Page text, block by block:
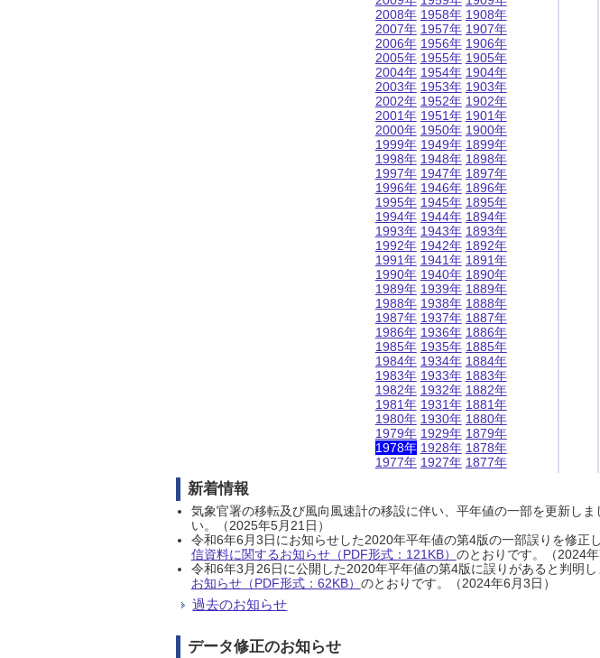
2008年
2007年
2006年
2005年
2004年
2003年
2002年
2001年
2000年
1999年
1998年
1997年
1996年
1995年
1994年
1993年
1992年
1991年
1990年
1989年
1988年
1987年
1986年
1985年
1984年
1983年
1982年
1981年
1980年
1979年
1978年
1977年
1958年
1957年
1956年
1955年
1954年
1953年
1952年
1951年
1950年
1949年
1948年
1947年
1946年
1945年
1944年
1943年
1942年
1941年
1940年
1939年
1938年
1937年
1936年
1935年
1934年
1933年
1932年
1931年
1930年
1929年
1928年
1927年
1908年
1907年
1906年
1905年
1904年
1903年
1902年
1901年
1900年
1899年
1898年
1897年
1896年
1895年
1894年
1893年
1892年
1891年
1890年
1889年
1888年
1887年
1886年
1885年
1884年
1883年
1882年
1881年
1880年
1879年
1878年
1877年
新着情報
気象官署の移転及び風向風速計の移設に伴い、平年値の一部を更新しま
い。（2025年5月21日）
令和6年6月3日にお知らせした2020年平年値の第4版の一部誤りを修
信資料に関するお知らせ（PDF形式：121KB） のとおりです。（2024年
令和6年3月26日に公開した2020年平年値の第4版に誤りがあると判明
お知らせ（PDF形式：62KB） のとおりです。（2024年6月3日）
過去のお知らせ
データ修正のお知らせ